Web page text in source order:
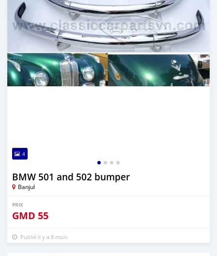
4
BMW 501 and 502 bumper
Banjul
PRIX
GMD 55
Publié il y a 8 mois